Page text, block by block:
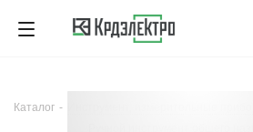
Каталог - Инструмент, измерительные